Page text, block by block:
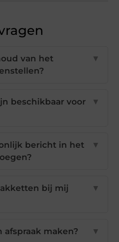
van het
▼
beschikbaar voor
▼
bericht in het
▼
bij mij
▼
afspraak maken? ▼